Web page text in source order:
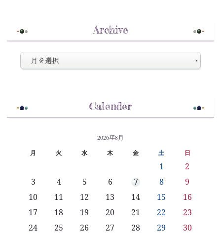
Archive
Calender
2026年8月
月 火 水 木 金 土 日
1
2
3
4 5 6 7 8
9
10
11 12 13 14 15
16
17
18 19 20 21 22
23
24
25 26 27 28 29
30